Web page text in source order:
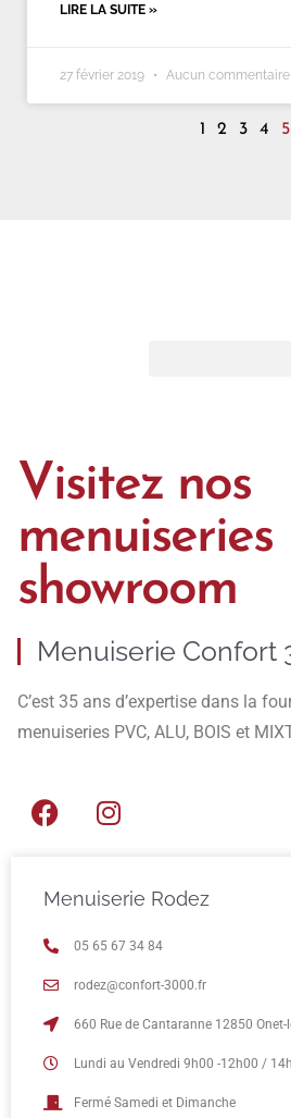
LIRE LA SUITE »
27 février 2019 Aucun commentaire
1 2 3 4 5
Visitez nos
menuiseries
showroom
Menuiserie Confort
C’est 35 ans d’expertise dans la
menuiseries PVC, ALU, BOIS et
Menuiserie Rodez
05 65 67 34 84
rodez@confort-3000.fr
660 Rue de Cantaranne 12850 Onet-
Lundi au Vendredi 9h00 -12h00 /
Fermé Samedi et Dimanche